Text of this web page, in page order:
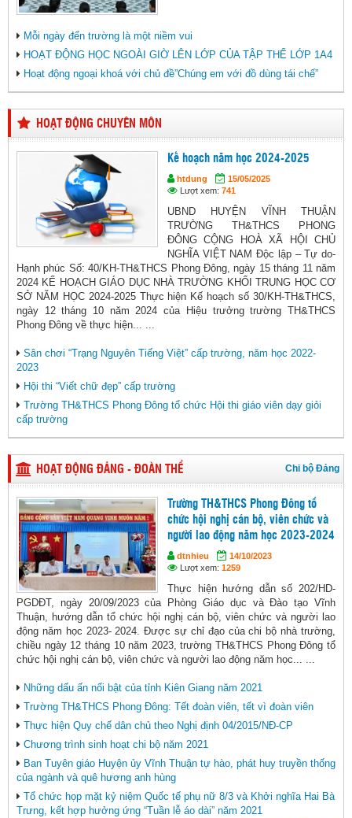
Mỗi ngày đến trường là một niềm vui
HOẠT ĐỘNG HỌC NGOÀI GIỜ LÊN LỚP CỦA TẬP THỂ LỚP 1A4
Hoạt động ngoại khoá với chủ đề”Chúng em với đồ dùng tái chế”
HOẠT ĐỘNG CHUYÊN MÔN
Kế hoạch năm học 2024-2025
htdung
15/05/2025
Lượt xem: 741
UBND HUYỆN VĨNH THUẬN
TRƯỜNG TH&THCS PHONG
ĐÔNG CỘNG HOÀ XÃ HỘI CHỦ
NGHĨA VIỆT NAM Độc lập – Tự do-
Hạnh phúc Số: 40/KH-TH&THCS Phong Đông, ngày 15 tháng 11 năm
2024 KẾ HOẠCH GIÁO DỤC NHÀ TRƯỜNG KHỐI TRUNG HỌC CƠ
SỞ NĂM HỌC 2024-2025 Thực hiện Kế hoạch số 30/KH-TH&THCS,
ngày 12 tháng 10 năm 2024 của Hiệu trưởng trường TH&THCS
Phong Đông về thực hiện... ...
Sân chơi “Trạng Nguyên Tiếng Việt” cấp trường, năm học 2022-
2023
Hội thi “Viết chữ đẹp” cấp trường
Trường TH&THCS Phong Đông tổ chức Hội thi giáo viên dạy giỏi
cấp trường
HOẠT ĐỘNG ĐẢNG - ĐOÀN THỂ Chi bộ Đảng
Trường TH&THCS Phong Đông tổ
chức hội nghị cán bộ, viên chức và
người lao động năm học 2023-2024
dtnhieu
14/10/2023
Lượt xem: 1259
Thực hiện hướng dẫn số 202/HD-
PGDĐT, ngày 20/09/2023 của Phòng Giáo dục và Đào tạo Vĩnh
Thuận, hướng dẫn tổ chức hội nghị cán bộ, viên chức và người lao
động năm học 2023- 2024. Được sự chỉ đạo của chi bộ nhà trường,
chiều ngày 12 tháng 10 năm 2023, trường TH&THCS Phong Đông tổ
chức hội nghị cán bộ, viên chức và người lao động năm học... ...
Những dấu ấn nổi bật của tỉnh Kiên Giang năm 2021
Trường TH&THCS Phong Đông: Tết đoàn viên, tết vì đoàn viên
Thực hiện Quy chế dân chủ theo Nghị định 04/2015/NĐ-CP
Chương trình sinh hoạt chi bộ năm 2021
Ban Tuyên giáo Huyện ủy Vĩnh Thuận tự hào, phát huy truyền thống
của ngành và quê hương anh hùng
Tổ chức họp mặt kỷ niệm Quốc tế phụ nữ 8/3 và Khởi nghĩa Hai Bà
Trưng, kết hợp hưởng ứng “Tuần lễ áo dài” năm 2021